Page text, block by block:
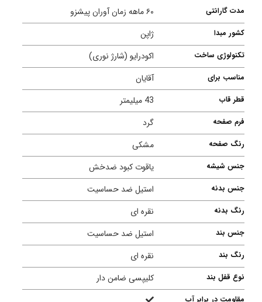
مدت گارانتی ۶۰ ماهه زمان آوران پیشزو
کشور مبدا ژاپن
تکنولوژی ساخت اکودرایو (شارژ نوری)
مناسب برای آقایان
قطر قاب 43 میلیمتر
فرم صفحه گرد
رنگ صفحه مشکی
جنس شیشه یاقوت کبود ضدخش
جنس بدنه استیل ضد حساسیت
رنگ بدنه نقره ای
جنس بند استیل ضد حساسیت
رنگ بند نقره ای
نوع قفل بند کلیپسی ضامن دار
مقاومت در برابر آب